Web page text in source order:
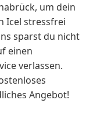
um dein
Icel stressfrei
sparst du nicht
einen
verlassen.
Angebot!